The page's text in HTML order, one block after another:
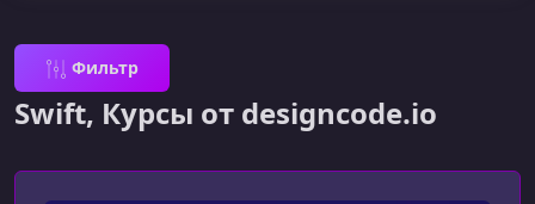
Фильтр
Swift, Курсы от designcode.io